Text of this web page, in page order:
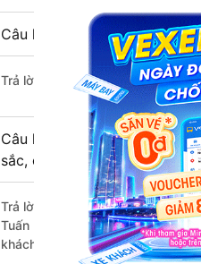
Câu hỏi: Nhà xe đi Bà Rịa -
Trả lời: Chuyến xe có giờ xuất
Câu hỏi: Review xe đi Bà
sắc, cao cấp nhất?
Trả lời: Những hãng xe đi Sóc
Tuấn Hiệp đi Bà Rịa - Bà Rịa-
khách hàng).